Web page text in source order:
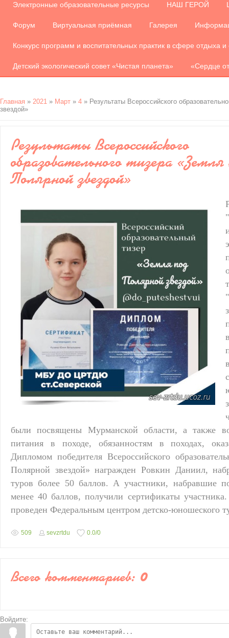
Электронные образовательные ресурсы НАШ ГЕРОЙ
Форум Виртуальная приёмная Галерея
Конкурс программ и воспитательных практик в сфере отдыха
Детский экологический совет «Чистая планета» «Сердце
Главная » 2021 » Март » 4 » Результаты Всероссийского
звездой»
Результаты Всероссийского
образовательного тизера «Земля
Полярной звездой»
были посвящены Мурманской области, а также
питания в походе, обязанностям в походах,
Дипломом победителя Всероссийского
Полярной звездой» награжден Ровкин Даниил,
туров более 50 баллов. А участники, набравшие
менее 40 баллов, получили сертификаты
проведен Федеральным центром детско-юношеского
509 sevzrtdu 0.0/0
Всего комментариев: 0
Войдите: